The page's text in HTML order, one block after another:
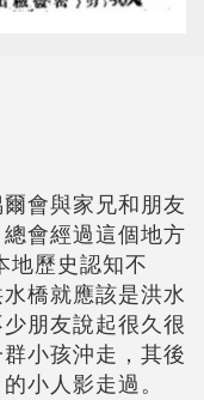
會與家兄和朋友
會經過這個地方
歷史認知不
橋就應該是洪水
朋友說起很久很
小孩沖走，其後
小人影走過。